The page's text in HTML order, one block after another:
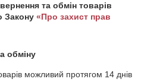
та обмін товарів
Закону «Про захист прав
обміну
можливий протягом 14 днів